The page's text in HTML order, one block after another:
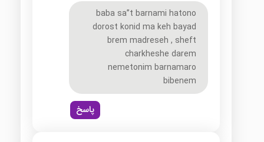
baba sa”t barnami hatono
dorost konid ma keh bayad
brem madreseh , sheft
charkheshe darem
nemetonim barnamaro
bibenem
پاسخ